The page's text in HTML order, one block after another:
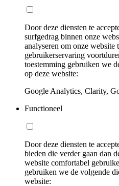
Door deze diensten te
surfgedrag binnen onze
analyseren om onze website
gebruikerservaring
toestemming gebruiken we
op deze website:
Google Analytics, Clarity,
Functioneel
Door deze diensten te
bieden die verder gaan dan
website comfortabel
gebruiken we de volgende
website: